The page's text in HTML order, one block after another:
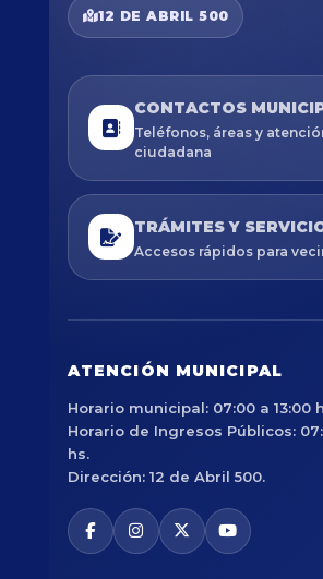
12 DE ABRIL 500
CONTACTOS
Teléfonos, áreas y
ciudadana
TRÁMITES Y
Accesos rápidos para
ATENCIÓN MUNICIPAL
Horario municipal: 07:00 a 13:00
Horario de Ingresos Públicos:
hs.
Dirección: 12 de Abril 500.